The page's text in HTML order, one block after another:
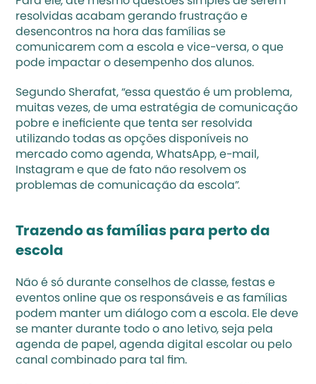
resolvidas acabam gerando frustração e
desencontros na hora das famílias se
comunicarem com a escola e vice-versa, o que
pode impactar o desempenho dos alunos.
Segundo Sherafat, “essa questão é um problema,
muitas vezes, de uma estratégia de comunicação
pobre e ineficiente que tenta ser resolvida
utilizando todas as opções disponíveis no
mercado como agenda, WhatsApp, e-mail,
Instagram e que de fato não resolvem os
problemas de comunicação da escola”.
Trazendo as famílias para perto da
escola
eventos online que os responsáveis e as famílias
podem manter um diálogo com a escola. Ele deve
se manter durante todo o ano letivo, seja pela
agenda de papel, agenda digital escolar ou pelo
canal combinado para tal fim.